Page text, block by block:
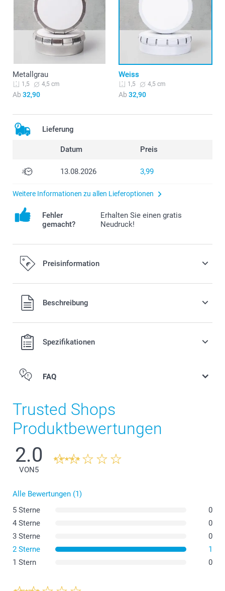
Metallgrau
1,5 4,5 cm
Ab 32,90
Weiss
1,5 4,5 cm
Ab 32,90
Lieferung
Datum Preis
13.08.2026 3,99
Weitere Informationen zu allen Lieferoptionen
Fehler
gemacht?
Erhalten Sie einen gratis
Neudruck!
Preisinformation
Alle Preise verstehen sich in EURO (€) inkl. MwSt. und zzgl.
Versandkosten.Beschreibung
Spezifikationen
Hier
FAQ
Trusted Shops
Produktbewertungen
2.0
VON5
Alle Bewertungen (1)
5 Sterne
0
4 Sterne
0
3 Sterne
0
2 Sterne
1
1 Stern
0